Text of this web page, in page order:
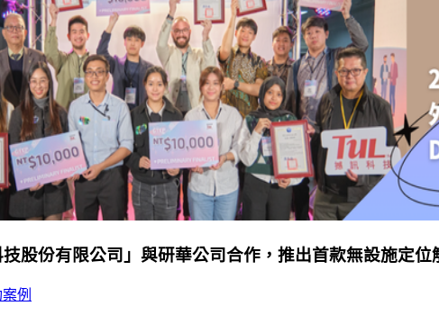
股份有限公司」與研華公司合作，推出首款無設施定位
例